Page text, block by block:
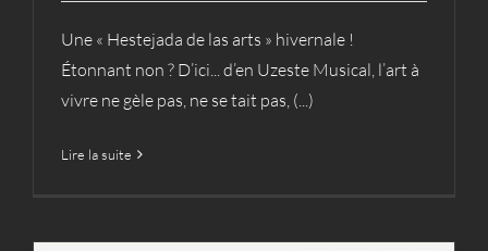
Une « Hestejada de las arts » hivernale !
Étonnant non ? D’ici... d’en Uzeste Musical, l’art à
vivre ne gèle pas, ne se tait pas, (...)
Lire la suite